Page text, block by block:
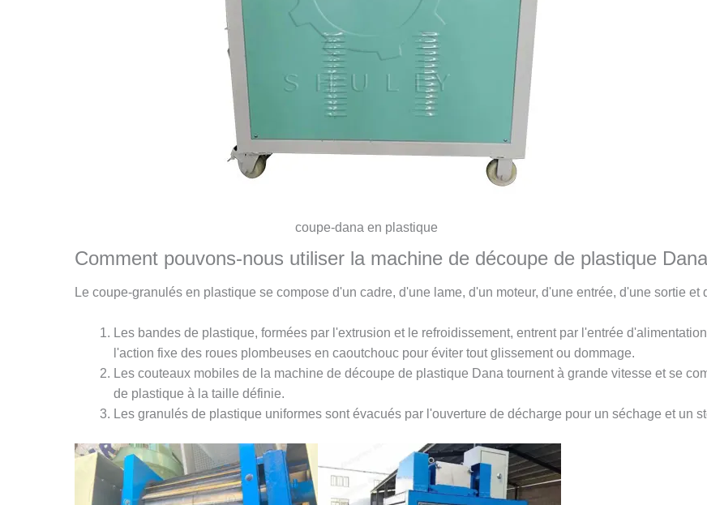
coupe-dana en plastique
Comment pouvons-nous utiliser la machine de découpe de plastique
Le coupe-granulés en plastique se compose d'un cadre, d'une lame, d'un moteur, d'une entrée, d'une sortie
Les bandes de plastique, formées par l'extrusion et le refroidissement, entrent par l'entrée
l'action fixe des roues plombeuses en caoutchouc pour éviter tout glissement ou dommage.
Les couteaux mobiles de la machine de découpe de plastique Dana tournent à grande vitesse et se
de plastique à la taille définie.
Les granulés de plastique uniformes sont évacués par l'ouverture de décharge pour un séchage et un